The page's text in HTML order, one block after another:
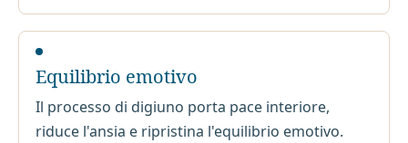
Equilibrio emotivo
Il processo di digiuno porta pace interiore,
riduce l'ansia e ripristina l'equilibrio emotivo.